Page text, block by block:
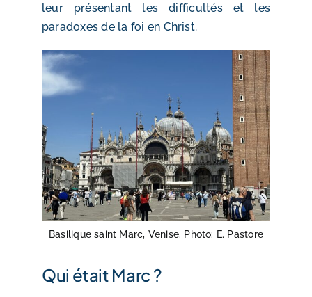
leur présentant les difficultés et les
paradoxes de la foi en Christ.
Basilique saint Marc, Venise. Photo: E. Pastore
Qui était Marc ?